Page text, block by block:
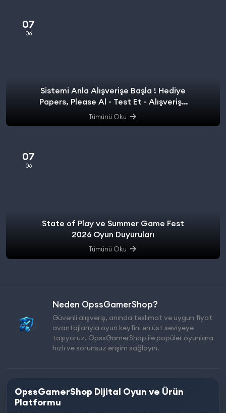
07
06
Sistemi Anla Alışverişe Başla ! Hediye
Papers, Please Al - Test Et - Alışverişe
başla.
Tümünü Oku
07
06
State of Play ve Summer Game Fest
2026 Oyun Duyuruları
Tümünü Oku
Neden OpssGamerShop?
Güvenli alışveriş, anında teslimat ve uygun fiyat
avantajlarıyla oyun keyfini en üst seviyeye
taşıyoruz. OpssGamerShop ile popüler oyunlara
hızlı ve sorunsuz erişim sağlayın.
OpssGamerShop Dijital Oyun ve Ürün
Platformu